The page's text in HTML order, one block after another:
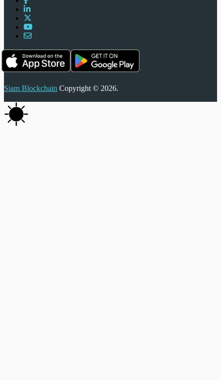
Siam Blockchain Copyright © 2026.